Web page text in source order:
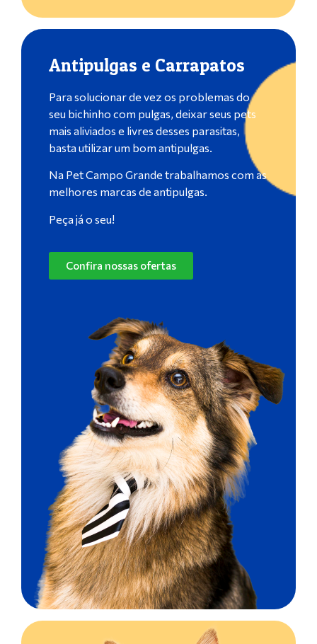
Antipulgas e Carrapatos
Para solucionar de vez os problemas do
seu bichinho com pulgas, deixar seus pets
mais aliviados e livres desses parasitas,
basta utilizar um bom antipulgas.
Na Pet Campo Grande trabalhamos com as
melhores marcas de antipulgas.
Peça já o seu!
Confira nossas ofertas